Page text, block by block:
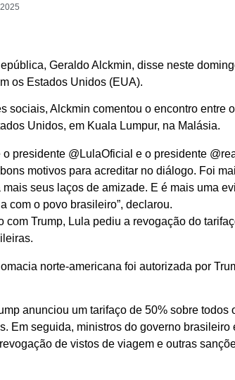
Geraldo Alckmin, disse neste
os Estados Unidos (EUA).
sociais, Alckmin comentou o encontro entre
Unidos, em Kuala Lumpur, na Malásia.
o presidente @LulaOficial e o presidente
motivos para acreditar no diálogo. Foi
seus laços de amizade. E é mais uma
com o povo brasileiro”, declarou.
com Trump, Lula pediu a revogação do
norte-americana foi autorizada por
anunciou um tarifaço de 50% sobre
Em seguida, ministros do governo
de vistos de viagem e outras